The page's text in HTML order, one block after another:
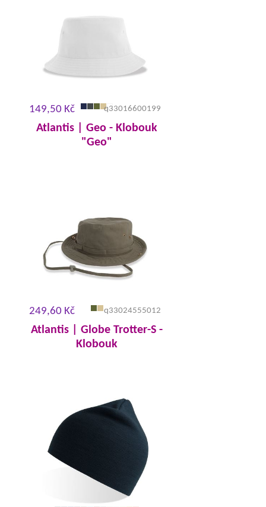
149,50 Kč q33016600199
Atlantis | Geo - Klobouk
"Geo"
249,60 Kč q33024555012
Atlantis | Globe Trotter-S -
Klobouk